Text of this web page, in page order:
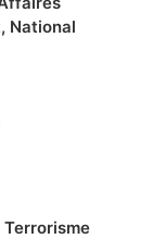
, National
Terrorisme